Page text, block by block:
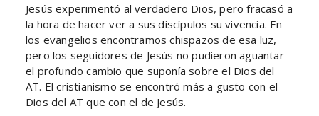
Jesús experimentó al verdadero Dios, pero fracasó a
la hora de hacer ver a sus discípulos su vivencia. En
los evangelios encontramos chispazos de esa luz,
pero los seguidores de Jesús no pudieron aguantar
el profundo cambio que suponía sobre el Dios del
AT. El cristianismo se encontró más a gusto con el
Dios del AT que con el de Jesús.